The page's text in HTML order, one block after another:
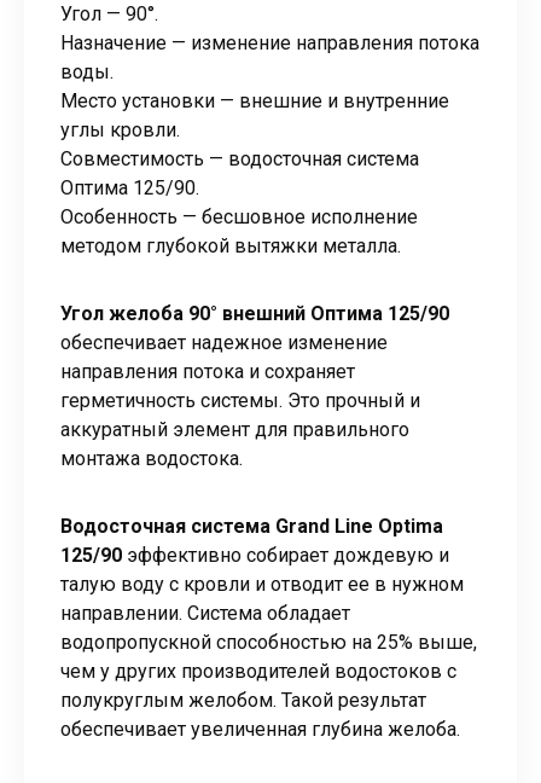
Угол — 90°.
Назначение — изменение направления потока
воды.
Место установки — внешние и внутренние
углы кровли.
Совместимость — водосточная система
Оптима 125/90.
Особенность — бесшовное исполнение
методом глубокой вытяжки металла.
Угол желоба 90° внешний Оптима 125/90
обеспечивает надежное изменение
направления потока и сохраняет
герметичность системы. Это прочный и
аккуратный элемент для правильного
монтажа водостока.
Водосточная система Grand Line Optima
125/90 эффективно собирает дождевую и
талую воду с кровли и отводит ее в нужном
направлении. Система обладает
водопропускной способностью на 25% выше,
чем у других производителей водостоков с
полукруглым желобом. Такой результат
обеспечивает увеличенная глубина желоба.